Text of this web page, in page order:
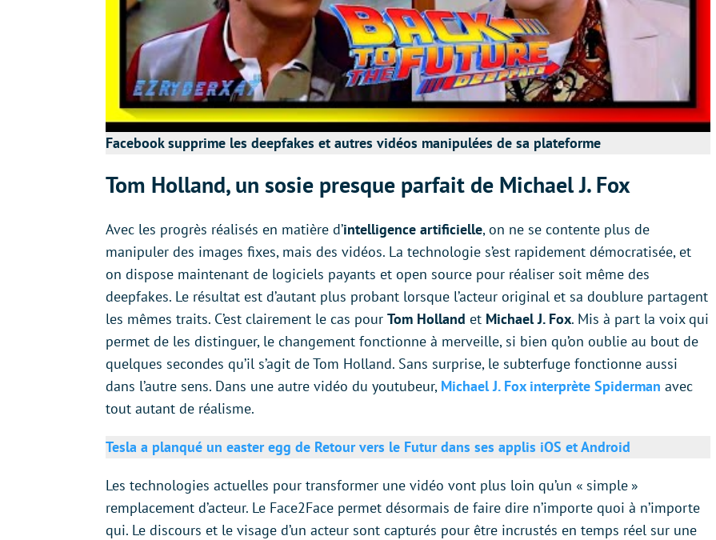
Facebook supprime les deepfakes et autres vidéos manipulées de sa plateforme
Tom Holland, un sosie presque parfait de Michael J. Fox
Avec les progrès réalisés en matière d’intelligence artificielle, on ne se contente plus de
manipuler des images fixes, mais des vidéos. La technologie s’est rapidement démocratisée, et
on dispose maintenant de logiciels payants et open source pour réaliser soit même des
deepfakes. Le résultat est d’autant plus probant lorsque l’acteur original et sa doublure partagent
les mêmes traits. C’est clairement le cas pour Tom Holland et Michael J. Fox. Mis à part la voix qui
permet de les distinguer, le changement fonctionne à merveille, si bien qu’on oublie au bout de
quelques secondes qu’il s’agit de Tom Holland. Sans surprise, le subterfuge fonctionne aussi
dans l’autre sens. Dans une autre vidéo du youtubeur, Michael J. Fox interprète Spiderman avec
tout autant de réalisme.
Tesla a planqué un easter egg de Retour vers le Futur dans ses applis iOS et Android
Les technologies actuelles pour transformer une vidéo vont plus loin qu’un « simple »
remplacement d’acteur. Le Face2Face permet désormais de faire dire n’importe quoi à n’importe
qui. Le discours et le visage d’un acteur sont capturés pour être incrustés en temps réel sur une